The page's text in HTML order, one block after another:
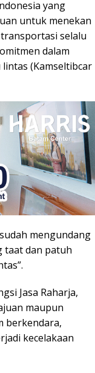
yang
untuk menekan
selalu
dalam
(Kamseltibcar
mengundang
taat dan patuh
Jasa Raharja,
maupun
berkendara,
kecelakaan